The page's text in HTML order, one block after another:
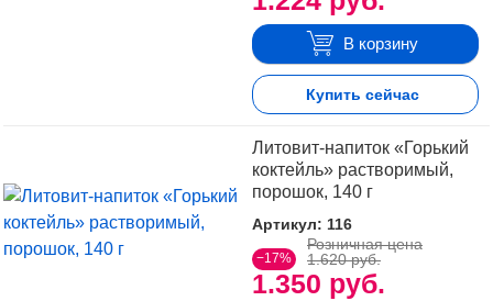
В корзину
Купить сейчас
Литовит-напиток «Горький
коктейль» растворимый,
порошок, 140 г
Артикул: 116
−17%
1.350 руб.
Розничная цена
1.620 руб.